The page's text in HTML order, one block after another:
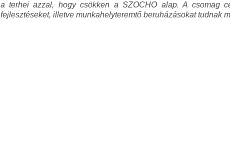
a terhei azzal, hogy csökken a SZOCHO alap. A csomag
fejlesztéseket, illetve munkahelyteremtő beruházásokat tudnak